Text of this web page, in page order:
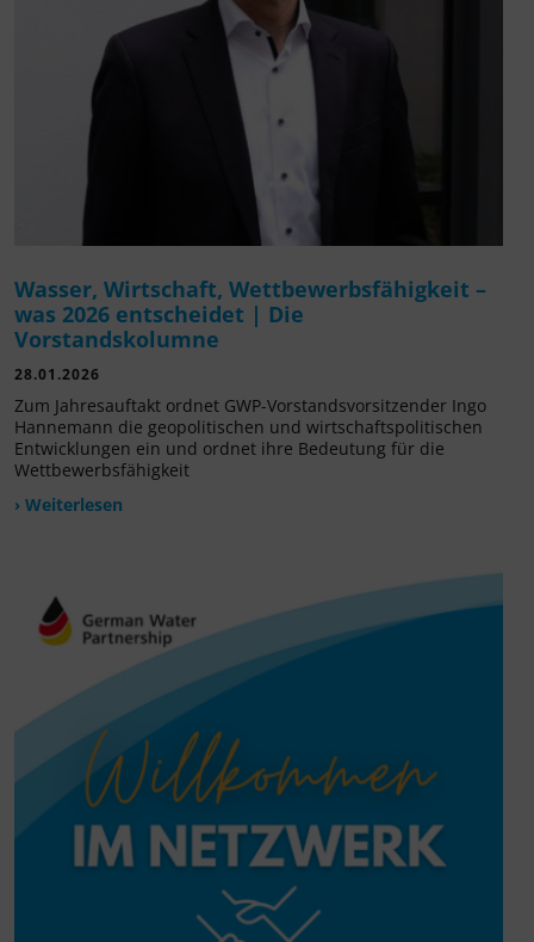
Wasser, Wirtschaft, Wettbewerbsfähigkeit –
was 2026 entscheidet | Die
Vorstandskolumne
28.01.2026
Zum Jahresauftakt ordnet GWP-Vorstandsvorsitzender Ingo
Hannemann die geopolitischen und wirtschaftspolitischen
Entwicklungen ein und ordnet ihre Bedeutung für die
Wettbewerbsfähigkeit
› Weiterlesen